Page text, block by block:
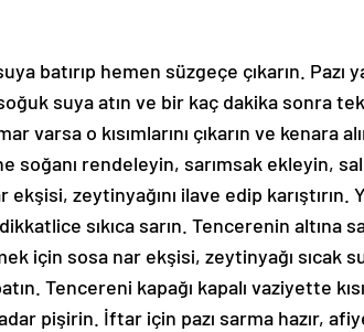
batırıp hemen süzgeçe çıkarın. Pazı
suya atın ve bir kaç dakika sonra
varsa o kısımlarını çıkarın ve kenara
soğanı rendeleyin, sarımsak ekleyin,
ekşisi, zeytinyağını ilave edip karıştırın.
sıkıca sarın. Tencerenin altına
için sosa nar ekşisi, zeytinyağı sıcak
Tencereni kapağı kapalı vaziyette
pişirin. İftar için pazı sarma hazır,